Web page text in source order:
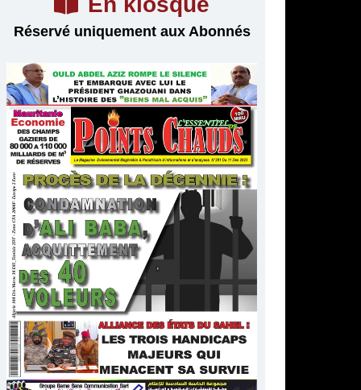
Réservé uniquement aux Abonnés